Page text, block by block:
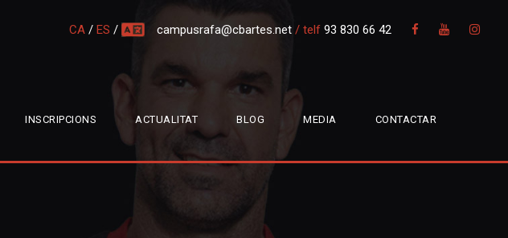
CA / ES / multi campusrafa@cbartes.net / telf 93 830 66 42
INSCRIPCIONS ACTUALITAT BLOG MEDIA CONTACTAR